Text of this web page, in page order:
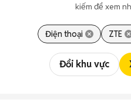
kiếm để xem
Điện thoại ZTE
Đổi khu vực